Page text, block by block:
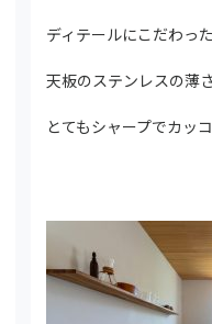
ディテールにこだわっ
天板のステンレスの薄さ
とてもシャープでカッ